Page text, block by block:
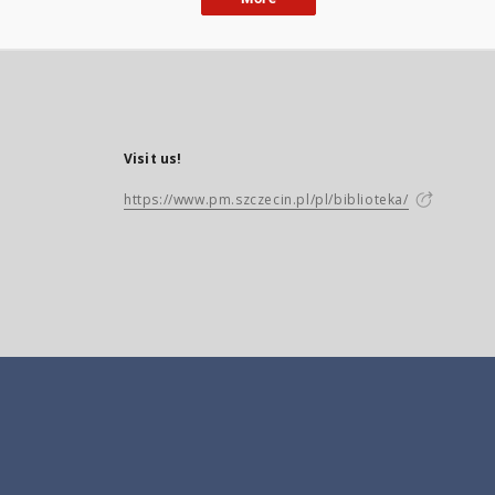
Visit us!
https://www.pm.szczecin.pl/pl/biblioteka/